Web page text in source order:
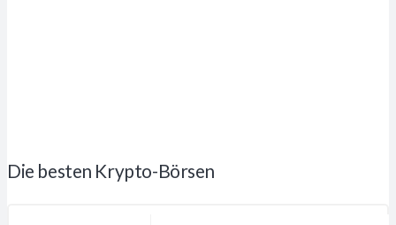
Die besten Krypto-Börsen